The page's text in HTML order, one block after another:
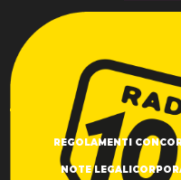
REGOLAMENTI
NOTE LEGALI